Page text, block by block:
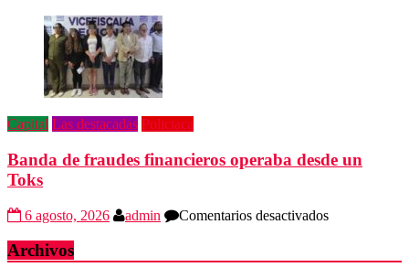
Capital Las destacadas Policiaca
Banda de fraudes financieros operaba desde un
Toks
6 agosto, 2026 admin Comentarios desactivadosen
fraudes
Archivos